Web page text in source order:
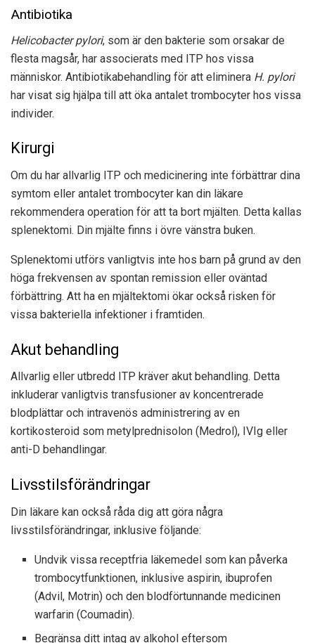
Antibiotika
Helicobacter pylori, som är den bakterie som orsakar de
flesta magsår, har associerats med ITP hos vissa
människor. Antibiotikabehandling för att eliminera H. pylori
har visat sig hjälpa till att öka antalet trombocyter hos vissa
individer.
Kirurgi
Om du har allvarlig ITP och medicinering inte förbättrar dina
symtom eller antalet trombocyter kan din läkare
rekommendera operation för att ta bort mjälten. Detta kallas
splenektomi. Din mjälte finns i övre vänstra buken.
Splenektomi utförs vanligtvis inte hos barn på grund av den
höga frekvensen av spontan remission eller oväntad
förbättring. Att ha en mjältektomi ökar också risken för
vissa bakteriella infektioner i framtiden.
Akut behandling
Allvarlig eller utbredd ITP kräver akut behandling. Detta
inkluderar vanligtvis transfusioner av koncentrerade
blodplättar och intravenös administrering av en
kortikosteroid som metylprednisolon (Medrol), IVIg eller
anti-D behandlingar.
Livsstilsförändringar
Din läkare kan också råda dig att göra några
livsstilsförändringar, inklusive följande:
Undvik vissa receptfria läkemedel som kan påverka
trombocytfunktionen, inklusive aspirin, ibuprofen
(Advil, Motrin) och den blodförtunnande medicinen
warfarin (Coumadin).
Begränsa ditt intag av alkohol eftersom